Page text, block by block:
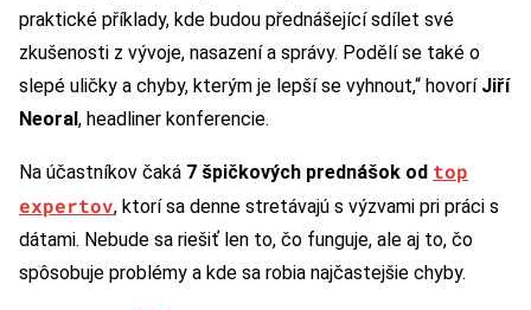
praktické příklady, kde budou přednášející sdílet své
zkušenosti z vývoje, nasazení a správy. Podělí se také o
slepé uličky a chyby, kterým je lepší se vyhnout,“ hovorí Jiří
Neoral, headliner konferencie.
Na účastníkov čaká 7 špičkových prednášok od top
expertov, ktorí sa denne stretávajú s výzvami pri práci s
dátami. Nebude sa riešiť len to, čo funguje, ale aj to, čo
spôsobuje problémy a kde sa robia najčastejšie chyby.